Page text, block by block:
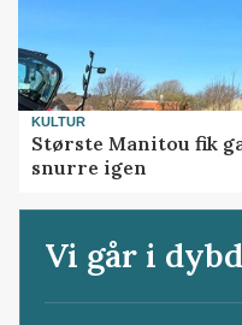
KULTUR
Største Manitou fik
snurre igen
Vi går i